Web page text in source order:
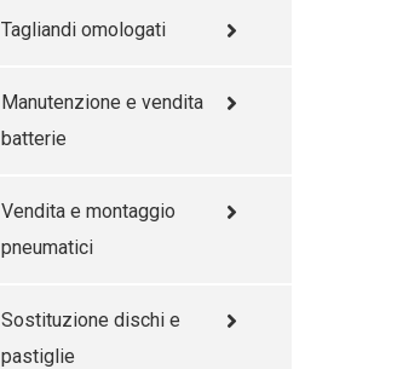
Tagliandi omologati
Manutenzione e vendita
batterie
Vendita e montaggio
pneumatici
Sostituzione dischi e
pastiglie